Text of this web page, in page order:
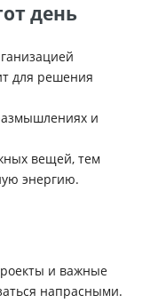
день
для решения
и
вещей, тем
энергию.
и важные
напрасными.